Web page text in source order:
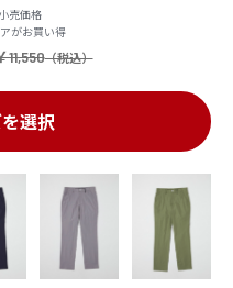
売価格
がお買い得
11,550
選択